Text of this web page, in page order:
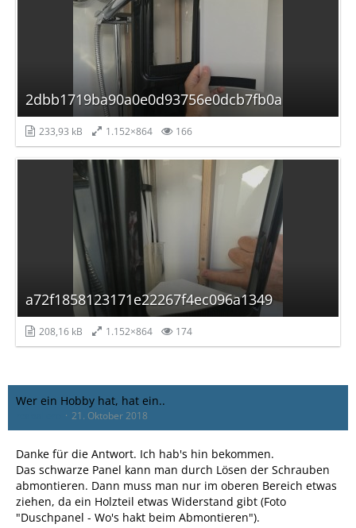
2dbb1719ba90a0e0d93756e0dcb7fb0a
233,93 kB 1.152×864 166
a72f1858123171e22267f4ec096a1349
208,16 kB 1.152×864 174
Wer ein Hobby hat, hat ein..
21. Oktober 2018
Danke für die Antwort. Ich hab's hin bekommen.
Das schwarze Panel kann man durch Lösen der Schrauben
abmontieren. Dann muss man nur im oberen Bereich etwas
ziehen, da ein Holzteil etwas Widerstand gibt (Foto
"Duschpanel - Wo's hakt beim Abmontieren").